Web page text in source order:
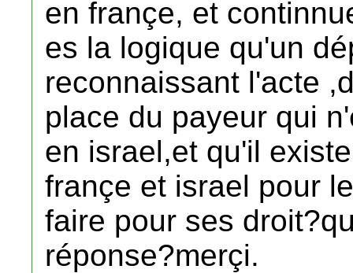
en françe, et
es la logique qu'un
reconnaissant l'acte
place du payeur qui
en israel,et qu'il
françe et israel pour
faire pour ses
réponse?merçi.